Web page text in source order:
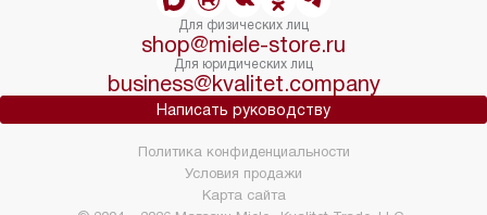
Для физических лиц
shop@miele-store.ru
Для юридических лиц
business@kvalitet.company
Написать руководству
Политика конфиденциальности
Условия продажи
Карта сайта